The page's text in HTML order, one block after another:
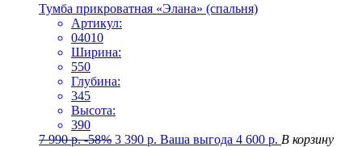
Тумба прикроватная «Элана» (спальня)
Артикул:
04010
Ширина:
550
Глубина:
345
Высота:
390
7 990р. -58% 3 390 р. Ваша выгода 4 600 р. В корзину